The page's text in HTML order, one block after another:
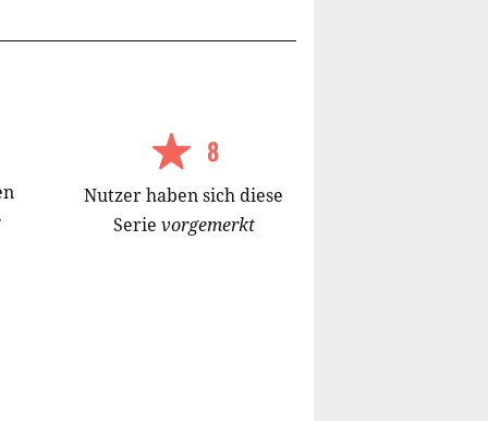
8
Nutzerhabensich diese
Serie vorgemerkt